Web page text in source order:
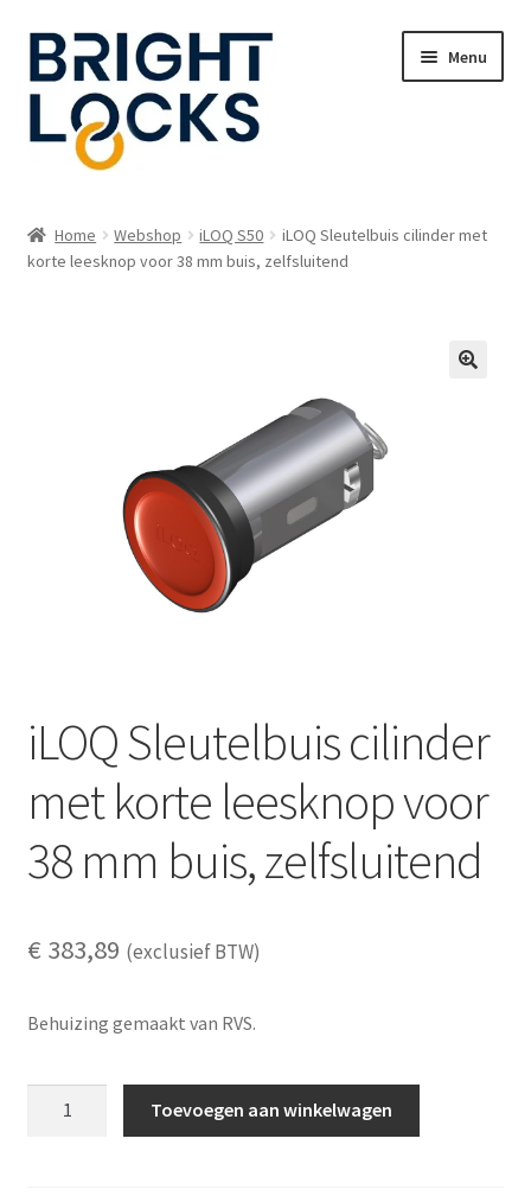
Ga
door
naar
navigatie
Ga
naar
de
inhoud
Menu
Oplossingen
Home Webshop iLOQ S50
iLOQ Sleutelbuis cilinder met
korte leesknop voor 38 mm buis, zelfsluitend
iLOQ Sleutelbuis cilinder
met korte leesknop voor
38 mm buis, zelfsluitend
€ 383,89 (exclusief BTW)
Behuizing gemaakt van RVS.
Toevoegen aan winkelwagen